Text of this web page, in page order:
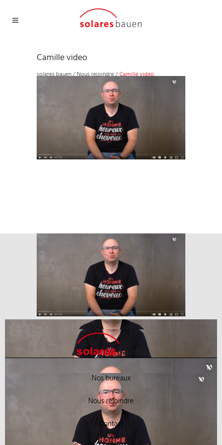
Camille video
solares bauen/Nous rejoindre/Camille video
Nos bureaux
Nous rejoindre
Contact